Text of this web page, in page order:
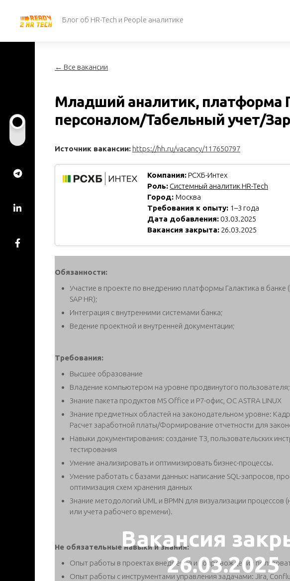
содержанию
Блог об HR-Tech и People аналитике
← Все вакансии
Младший аналитик, платформа
персоналом/Табельный учет/
Источник вакансии: https://hh.ru/vacancy/117650797
Компания:РСХБ-Интех
Роль: Системный аналитик HR-Tech
Город: Москва
Требования к опыту: 1–3 года
Дата добавления: 03.03.2025
Вакансия закрыта: 26.03.2025
Вакансия
26.03.2025
Обязанности:
Участие в проекте по внедрению платформы Галактика в
SAP HR);
Интеграция с внутренними системами банка;
Ведение проектной и внутренней документации;
Требования:
Высшее образование
Владение компьютером на уровне продвинутого пользователя;
Знание пакета продуктов MS Office и Р7-офис, ОС ASTRA LINUX
Знание предметных областей на законодательном уровне:
Расчет заработной платы/Формирование отчетности для
Навыки документирования: создание ТЗ, пользовательских
тестирования
Умение анализировать и оптимизировать бизнес-процессы.
Умение работать с базами данных: написание SQL-запросов,
оптимизация схем хранения данных
Знание методологий UML и BPMN для визуализации процессов
или учета рабочего времени).
Не обязательные навыки и знания:
Опыт работы в проектах внедрения и сопровождения
Опыт работы с инструментами управления задачами: Jira,